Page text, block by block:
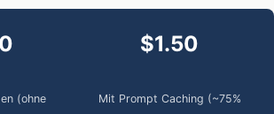
(ohne
$1.50
Mit Prompt Caching (~75%